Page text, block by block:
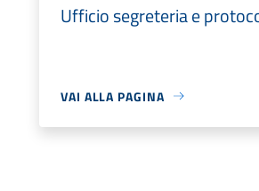
Ufficio segreteria e
VAI ALLA PAGINA